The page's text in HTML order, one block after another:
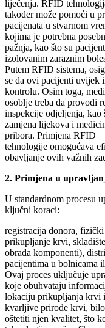
liječenja. RFID
također može pomoći u
pacijenata u stvarnom
kojima je potrebna
pažnja, kao što su
izolovanim zaraznim
Putem RFID sistema,
se da ovi pacijenti uvijek
kontrolu. Osim toga,
osoblje treba da provodi
inspekcije odjeljenja, kao
zamjena lijekova i
pribora. Primjena RFID
tehnologije omogućava
obavljanje ovih važnih
2. Primjena u
U standardnom procesu
ključni koraci:
registracija donora,
prikupljanje krvi,
obrada komponenti),
pacijentima u bolnicama
Ovaj proces uključuje
koje obuhvataju
lokaciju prikupljanja krvi
kvarljive prirode krvi,
oštetiti njen kvalitet, što